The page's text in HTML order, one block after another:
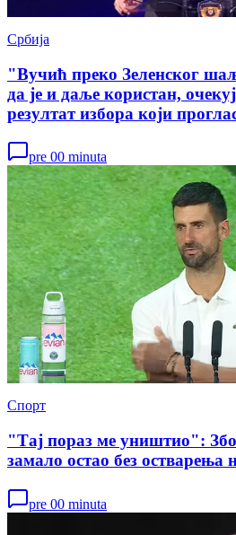
Србија
"Вучић преко Зеленског
да је и даље користан,
резултат избора који
pre 00 minuta
Спорт
"Тај пораз ме уништио":
замало остао без остварења
pre 00 minuta